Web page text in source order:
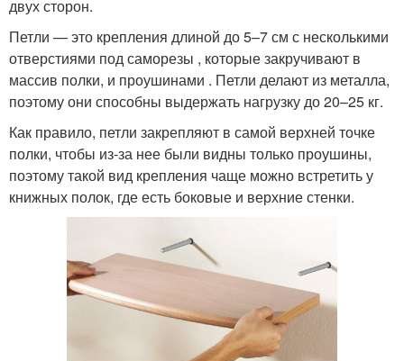
двух сторон.
Петли — это крепления длиной до 5–7 см с несколькими
отверстиями под саморезы , которые закручивают в
массив полки, и проушинами . Петли делают из металла,
поэтому они способны выдержать нагрузку до 20–25 кг.
Как правило, петли закрепляют в самой верхней точке
полки, чтобы из-за нее были видны только проушины,
поэтому такой вид крепления чаще можно встретить у
книжных полок, где есть боковые и верхние стенки.